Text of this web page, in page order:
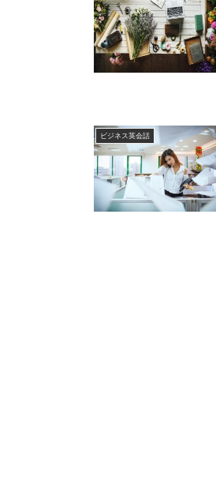
ビジネス英会話